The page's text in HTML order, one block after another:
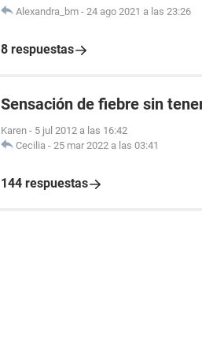
Alexandra_bm - 24 ago 2021 a las 23:26
8 respuestas
Sensación de fiebre sin
Karen - 5 jul 2012 a las 16:42
Cecilia - 25 mar 2022 a las 03:41
144 respuestas